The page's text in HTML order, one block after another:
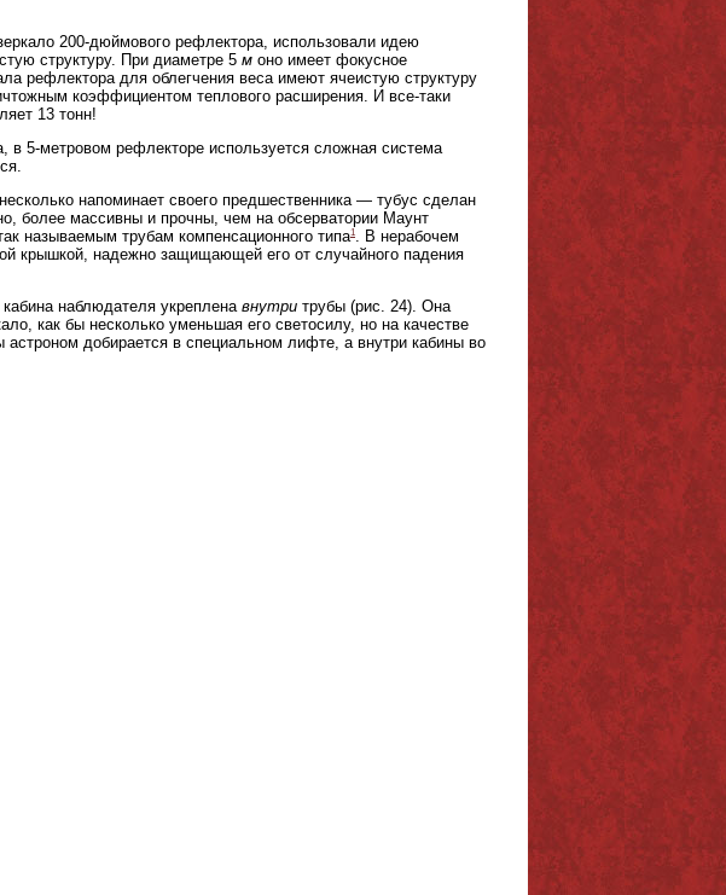
200-дюймового рефлектора, использовали идею
структуру. При диаметре 5 м оно имеет фокусное
рефлектора для облегчения веса имеют ячеистую структуру
коэффициентом теплового расширения. И все-таки
13 тонн!
в 5-метровом рефлекторе используется сложная система
напоминает своего предшественника — тубус сделан
более массивны и прочны, чем на обсерватории Маунт
называемым трубам компенсационного типа1. В нерабочем
крышкой, надежно защищающей его от случайного падения
наблюдателя укреплена внутри трубы (рис. 24). Она
как бы несколько уменьшая его светосилу, но на качестве
добирается в специальном лифте, а внутри кабины во